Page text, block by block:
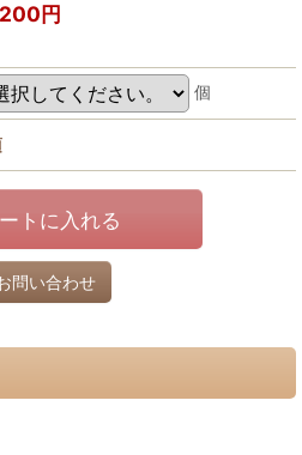
円
個
トに入れる
問い合わせ